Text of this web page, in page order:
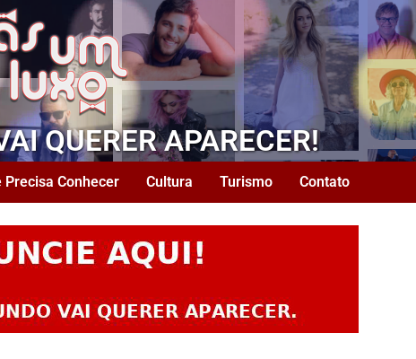
QUERER APARECER!
Precisa Conhecer Cultura Turismo Contato